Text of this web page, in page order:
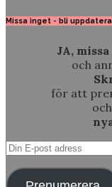
Missa inget - bli
JA,
och
för att
och
Din
post